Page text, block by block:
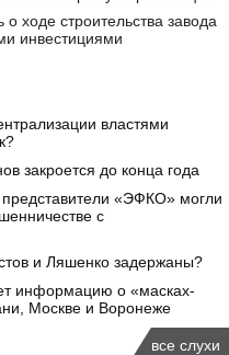
ходе строительства завода
инвестициями
властями
закроется до конца года
«ЭФКО» могли
с
и Ляшенко задержаны?
информацию о «масках-
Москве и Воронеже
все слухи